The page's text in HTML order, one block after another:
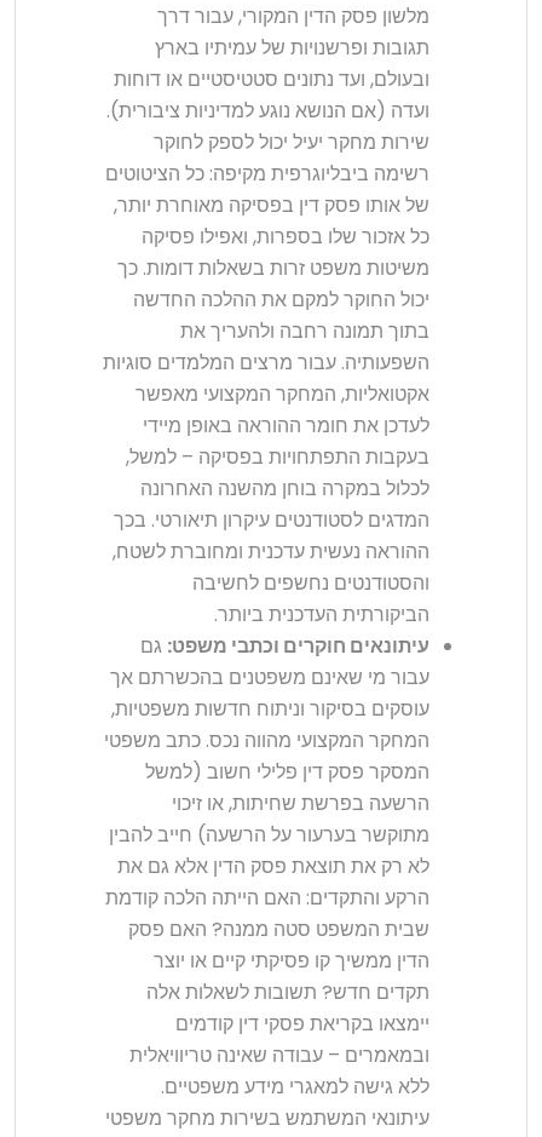
מלשון פסק הדין המקורי, עבור דרך
תגובות ופרשנויות של עמיתיו בארץ
ובעולם, ועד נתונים סטטיסטיים או דוחות
ועדה (אם הנושא נוגע למדיניות ציבורית).
שירות מחקר יעיל יכול לספק לחוקר
רשימה ביבליוגרפית מקיפה: כל הציטוטים
של אותו פסק דין בפסיקה מאוחרת יותר,
כל אזכור שלו בספרות, ואפילו פסיקה
משיטות משפט זרות בשאלות דומות. כך
יכול החוקר למקם את ההלכה החדשה
בתוך תמונה רחבה ולהעריך את
השפעותיה. עבור מרצים המלמדים סוגיות
אקטואליות, המחקר המקצועי מאפשר
לעדכן את חומר ההוראה באופן מיידי
בעקבות התפתחויות בפסיקה – למשל,
לכלול במקרה בוחן מהשנה האחרונה
המדגים לסטודנטים עיקרון תיאורטי. בכך
ההוראה נעשית עדכנית ומחוברת לשטח,
והסטודנטים נחשפים לחשיבה
הביקורתית העדכנית ביותר.
עיתונאים חוקרים וכתבי משפט: גם
עבור מי שאינם משפטנים בהכשרתם אך
עוסקים בסיקור וניתוח חדשות משפטיות,
המחקר המקצועי מהווה נכס. כתב משפטי
המסקר פסק דין פלילי חשוב (למשל
הרשעה בפרשת שחיתות, או זיכוי
מתוקשר בערעור על הרשעה) חייב להבין
לא רק את תוצאת פסק הדין אלא גם את
הרקע והתקדים: האם הייתה הלכה קודמת
שבית המשפט סטה ממנה? האם פסק
הדין ממשיך קו פסיקתי קיים או יוצר
תקדים חדש? תשובות לשאלות אלה
יימצאו בקריאת פסקי דין קודמים
ובמאמרים – עבודה שאינה טריוויאלית
ללא גישה למאגרי מידע משפטיים.
עיתונאי המשתמש בשירות מחקר משפטי